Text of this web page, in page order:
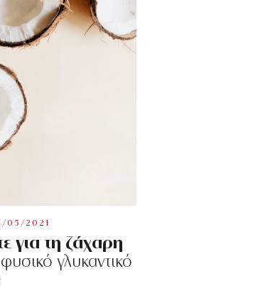
05/2021
για τη ζάχαρη
γλυκαντικό